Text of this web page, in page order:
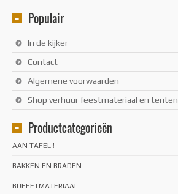
Populair
In de kijker
Contact
Algemene voorwaarden
Shop verhuur feestmateriaal en tenten
Productcategorieën
AAN TAFEL !
BAKKEN EN BRADEN
BUFFETMATERIAAL